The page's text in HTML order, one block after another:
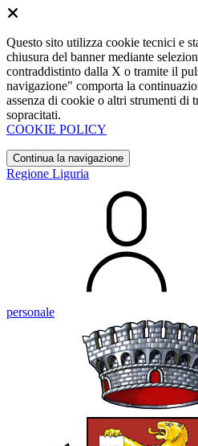
Questo sito utilizza cookie tecnici e
chiusura del banner mediante
contraddistinto dalla X o tramite il
navigazione" comporta la
assenza di cookie o altri strumenti di
sopracitati.
COOKIE POLICY
Continua la navigazione
Regione Liguria
personale